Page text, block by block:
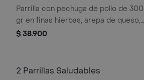
Parrilla con pechuga de pollo de 300
gr en finas hierbas, arepa de queso,
maduro asado, ensalada de
$ 38.900
2 Parrillas Saludables